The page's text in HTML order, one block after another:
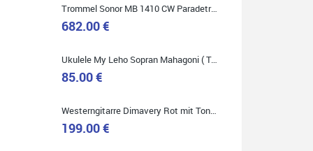
Klein...aber fein!
Toller Service, nette Leute. Immer wieder gerne..
Quelle: Google-Rezension
Trommel Sonor MB 1410 CW Paradetrommel ( Service Preis inkl. Werkstatt Service )
682.00 €
Ukulele My Leho Sopran Mahagoni ( Top Empfehlung ! )
85.00 €
199.00 €